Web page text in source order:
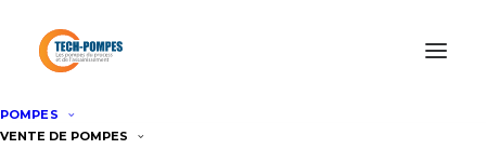
POMPES
VENTE DE POMPES
Accueil
Informations produits